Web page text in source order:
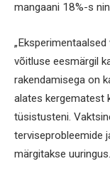
mangaani 18%-s
võitluse eesmärgil
rakendamisega on
alates kergematest
tüsistusteni.
terviseprobleemide
märgitakse uuringus.